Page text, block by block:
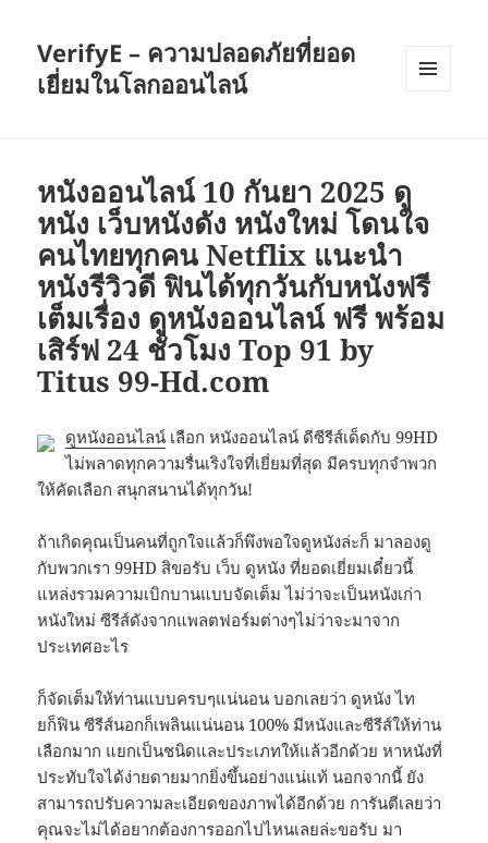
VerifyE – ความปลอดภัยที่ยอด
เยี่ยมในโลกออนไลน์
หนังออนไลน์ 10 กันยา 2025 ดู
หนัง เว็บหนังดัง หนังใหม่ โดนใจ
คนไทยทุกคน Netflix แนะนำ
หนังรีวิวดี ฟินได้ทุกวันกับหนังฟรี
เต็มเรื่อง ดูหนังออนไลน์ ฟรี พร้อม
เสิร์ฟ 24 ชั่วโมง Top 91 by
Titus 99-Hd.com
ดูหนังออนไลน์ เลือก หนังออนไลน์ ดีซีรีส์เด็ดกับ 99HD
ไม่พลาดทุกความรื่นเริงใจที่เยี่ยมที่สุด มีครบทุกจำพวก
ให้คัดเลือก สนุกสนานได้ทุกวัน!
ถ้าเกิดคุณเป็นคนที่ถูกใจแล้วก็พึงพอใจดูหนังล่ะก็ มาลองดู
กับพวกเรา 99HD สิขอรับ เว็บ ดูหนัง ที่ยอดเยี่ยมเดี๋ยวนี้
แหล่งรวมความเบิกบานแบบจัดเต็ม ไม่ว่าจะเป็นหนังเก่า
หนังใหม่ ซีรีส์ดังจากแพลตฟอร์มต่างๆไม่ว่าจะมาจาก
ประเทศอะไร
ก็จัดเต็มให้ท่านแบบครบๆแน่นอน บอกเลยว่า ดูหนัง ไท
ยก็ฟิน ซีรีส์นอกก็เพลินแน่นอน 100% มีหนังและซีรีส์ให้ท่าน
เลือกมาก แยกเป็นชนิดและประเภทให้แล้วอีกด้วย หาหนังที่
ประทับใจได้ง่ายดายมากยิ่งขึ้นอย่างแน่แท้ นอกจากนี้ ยัง
สามารถปรับความละเอียดของภาพได้อีกด้วย การันตีเลยว่า
คุณจะไม่ได้อยากต้องการออกไปไหนเลยล่ะขอรับ มา